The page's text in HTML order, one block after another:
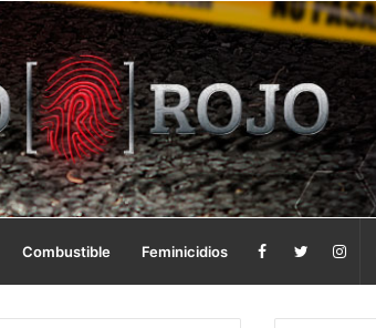
Combustible Feminicidios